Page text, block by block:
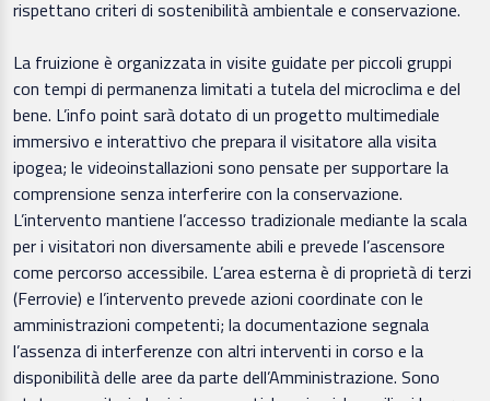
rispettano criteri di sostenibilità ambientale e conservazione.
La fruizione è organizzata in visite guidate per piccoli gruppi
con tempi di permanenza limitati a tutela del microclima e del
bene. L’info point sarà dotato di un progetto multimediale
immersivo e interattivo che prepara il visitatore alla visita
ipogea; le videoinstallazioni sono pensate per supportare la
comprensione senza interferire con la conservazione.
L’intervento mantiene l’accesso tradizionale mediante la scala
per i visitatori non diversamente abili e prevede l’ascensore
come percorso accessibile. L’area esterna è di proprietà di terzi
(Ferrovie) e l’intervento prevede azioni coordinate con le
amministrazioni competenti; la documentazione segnala
l’assenza di interferenze con altri interventi in corso e la
disponibilità delle aree da parte dell’Amministrazione. Sono